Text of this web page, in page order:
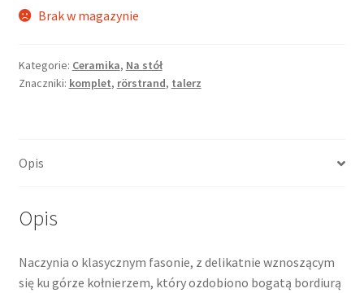
Brak w magazynie
Kategorie: Ceramika, Na stół
Znaczniki: komplet, rörstrand, talerz
Opis
Opis
Naczynia o klasycznym fasonie, z delikatnie wznoszącym
się ku górze kołnierzem, który ozdobiono bogatą bordiurą